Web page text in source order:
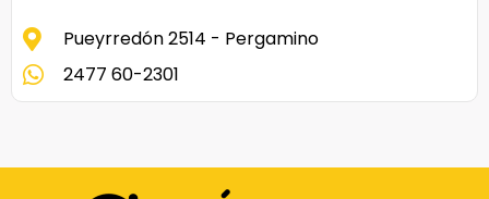
Pueyrredón 2514 - Pergamino
2477 60-2301